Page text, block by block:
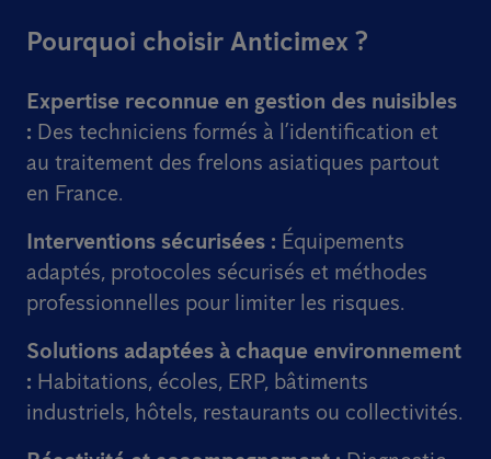
Pourquoi choisir Anticimex ?
Expertise reconnue en gestion des nuisibles
: Des techniciens formés à l’identification et
au traitement des frelons asiatiques partout
en France.
Interventions sécurisées : Équipements
adaptés, protocoles sécurisés et méthodes
professionnelles pour limiter les risques.
Solutions adaptées à chaque environnement
: Habitations, écoles, ERP, bâtiments
industriels, hôtels, restaurants ou collectivités.